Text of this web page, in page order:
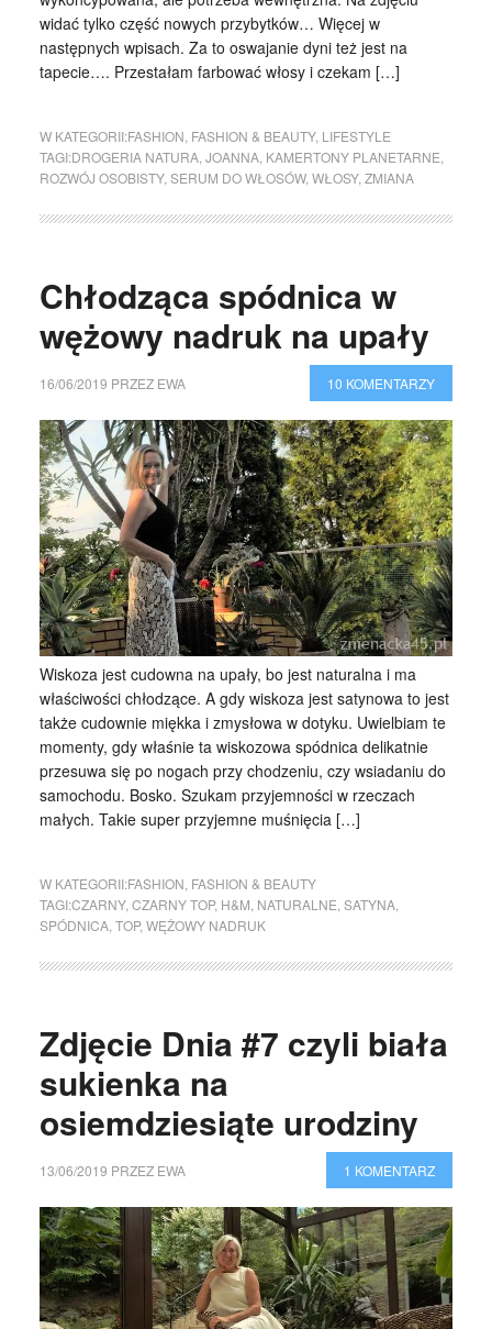
widać tylko część nowych przybytków… Więcej w
następnych wpisach. Za to oswajanie dyni też jest na
tapecie…. Przestałam farbować włosy i czekam […]
W KATEGORII:FASHION FASHION & BEAUTY, LIFESTYLE
TAGI:DROGERIA NATURA, JOANNA, KAMERTONY PLANETARNE
ROZWÓJ OSOBISTY, SERUM DO WŁOSÓW, WŁOSY, ZMIANA
Chłodząca spódnica w
wężowy nadruk na upały
16/06/2019 PRZEZ EWA 10 KOMENTARZY
Wiskoza jest cudowna na upały, bo jest naturalna i ma
właściwości chłodzące. A gdy wiskoza jest satynowa to jest
także cudownie miękka i zmysłowa w dotyku. Uwielbiam te
momenty, gdy właśnie ta wiskozowa spódnica delikatnie
przesuwa się po nogach przy chodzeniu, czy wsiadaniu do
samochodu. Bosko. Szukam przyjemności w rzeczach
małych. Takie super przyjemne muśnięcia […]
W KATEGORII:FASHION FASHION & BEAUTY
TAGI:CZARNY, CZARNY TOP, H&M NATURALNE SATYNA,
SPÓDNICA, TOP, WĘŻOWY NADRUK
Zdjęcie Dnia #7 czyli biała
sukienka na
osiemdziesiąte urodziny
13/06/2019 PRZEZ EWA 1 KOMENTARZ